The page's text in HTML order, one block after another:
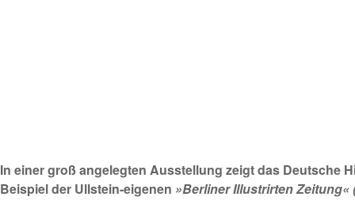
In einer groß angelegten Ausstellung zeigt das Deutsche
Beispiel der Ullstein-eigenen »Berliner Illustrirten Zeitung«